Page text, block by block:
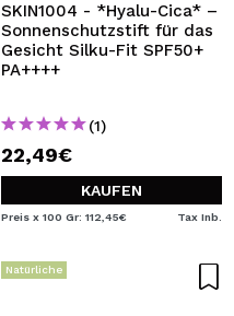
SKIN1004 - *Hyalu-Cica* –
Sonnenschutzstift für das
Gesicht Silku-Fit SPF50+
PA++++
(1)
22,49€
KAUFEN
Preis x 100 Gr: 112,45€ Tax Inb.
Natürliche